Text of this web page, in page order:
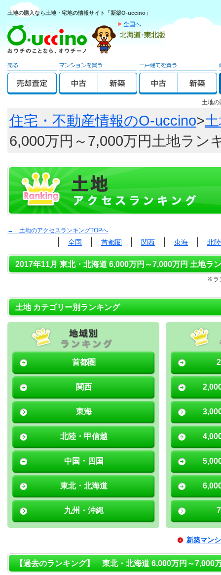
土地の購入なら土地・宅地の情報サイト「新築O-uccino」
全国へ
土地
住宅・不動産情報のO-uccino>
6,000万円～7,000万円土地ラン
→ 土地のアクセスランキングTOPへ
全国 首都圏 関西 東海 北
2017年11月 東北・北海道 6,000万円～7,000万円 土地ラ
※ラ
土地 カテゴリー別ランキング
首都圏
関西
東海
北陸・甲信越
中国・四国
東北・北海道
九州・沖縄
新築マン
【過去のランキング】 東北・北海道 6,000万円～7,000